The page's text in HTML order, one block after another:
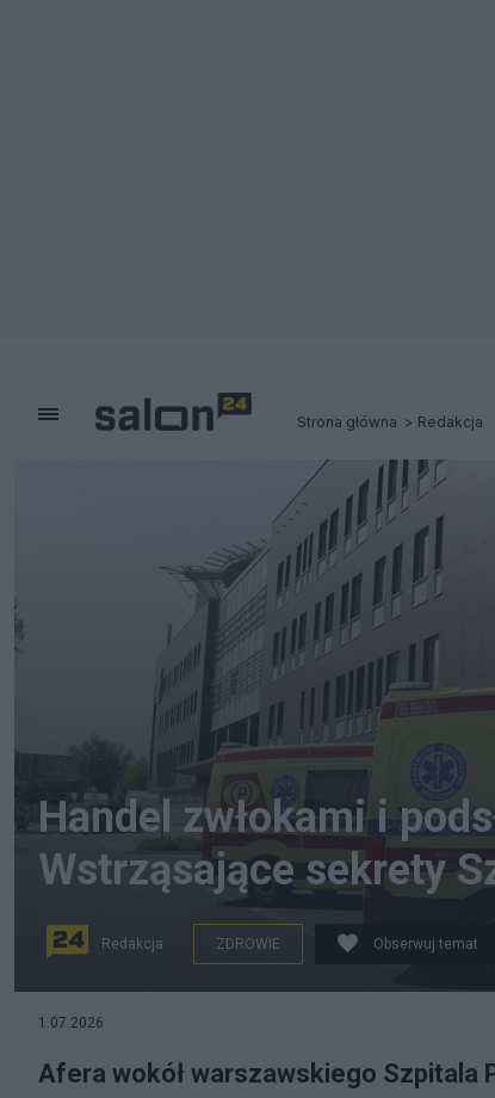
Strona główna Redakcja
Handel zwłokami i
Wstrząsające sekrety
Redakcja ZDROWIE Obserwuj temat
1.07.2026
Afera wokół warszawskiego Szpitala